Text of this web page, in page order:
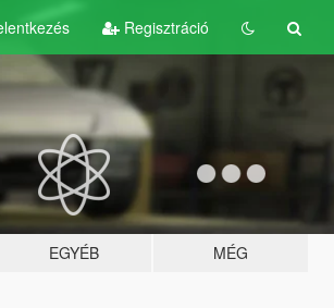
Regisztráció
EGYÉB MÉG